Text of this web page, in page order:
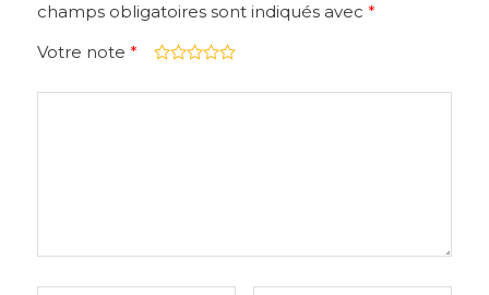
champs obligatoires sont indiqués avec *
Votre note *